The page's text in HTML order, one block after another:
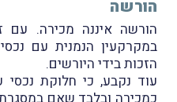
הורשה
הורשה איננה מכירה. עם
במקרקעין הנמנית עם
הזכות בידי היורשים.
עוד נקבע, כי חלוקת נכסי